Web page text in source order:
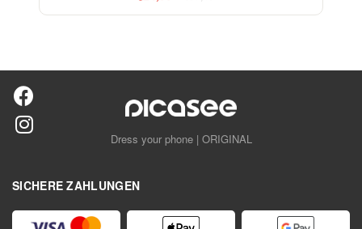
Dress your phone | ORIGINAL
SICHERE ZAHLUNGEN